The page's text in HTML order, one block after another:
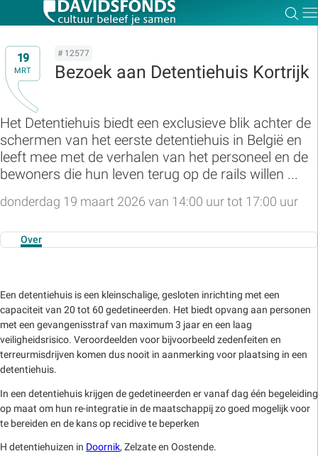
19
MRT
# 12577
Bezoek aan Detentiehuis Kortrijk
Het Detentiehuis biedt een exclusieve blik achter de
schermen van het eerste detentiehuis in België en
leeft mee met de verhalen van het personeel en de
bewoners die hun leven terug op de rails willen ...
donderdag 19 maart 2026 van 14:00 uur tot 17:00 uur
Over
Een detentiehuis is een kleinschalige, gesloten inrichting met een
capaciteit van 20 tot 60 gedetineerden. Het biedt opvang aan personen
met een gevangenisstraf van maximum 3 jaar en een laag
veiligheidsrisico. Veroordeelden voor bijvoorbeeld zedenfeiten en
terreurmisdrijven komen dus nooit in aanmerking voor plaatsing in een
detentiehuis.
In een detentiehuis krijgen de gedetineerden er vanaf dag één begeleiding
op maat om hun re-integratie in de maatschappij zo goed mogelijk voor
te bereiden en de kans op recidive te beperken
H detentiehuizen in Doornik, Zelzate en Oostende.
Zoek:
Zoeken